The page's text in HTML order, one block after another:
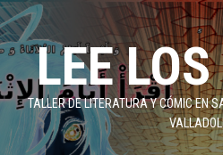
Saltar
al
contenidoLEE
TALLER DE LITERATURA Y CÓMIC EN